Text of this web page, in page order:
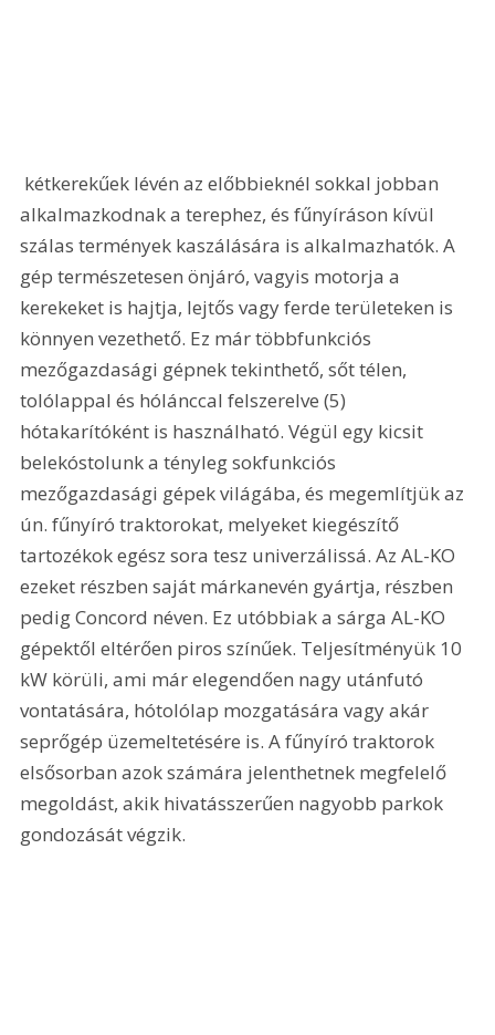
alkalmazkodnak a terephez, és fűnyíráson kívül
szálas termények kaszálására is alkalmazhatók. A
gép természetesen önjáró, vagyis motorja a
kerekeket is hajtja, lejtős vagy ferde területeken is
könnyen vezethető. Ez már többfunkciós
mezőgazdasági gépnek tekinthető, sőt télen,
tolólappal és hólánccal felszerelve (5)
hótakarítóként is használható. Végül egy kicsit
belekóstolunk a tényleg sokfunkciós
mezőgazdasági gépek világába, és megemlítjük az
ún. fűnyíró traktorokat, melyeket kiegészítő
tartozékok egész sora tesz univerzálissá. Az AL-KO
ezeket részben saját márkanevén gyártja, részben
pedig Concord néven. Ez utóbbiak a sárga AL-KO
gépektől eltérően piros színűek. Teljesítményük 10
kW körüli, ami már elegendően nagy utánfutó
vontatására, hótolólap mozgatására vagy akár
seprőgép üzemeltetésére is. A fűnyíró traktorok
elsősorban azok számára jelenthetnek megfelelő
megoldást, akik hivatásszerűen nagyobb parkok
gondozását végzik.